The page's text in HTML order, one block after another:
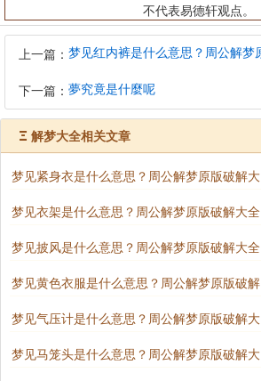
不代表易德轩观点。
上一篇：
下一篇： 夢究竟是什麼呢
Ξ 解梦大全相关文章
梦见紧身衣是什么意思？周公解梦原版破解大
梦见衣架是什么意思？周公解梦原版破解大全
梦见披风是什么意思？周公解梦原版破解大全
梦见黄色衣服是什么意思？周公解梦原版破解
梦见气压计是什么意思？周公解梦原版破解大
梦见马笼头是什么意思？周公解梦原版破解大